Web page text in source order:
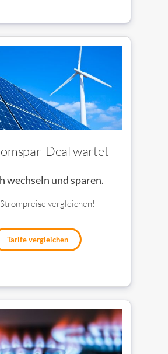
Deal wartet
wechseln und sparen.
vergleichen!
Tarife vergleichen